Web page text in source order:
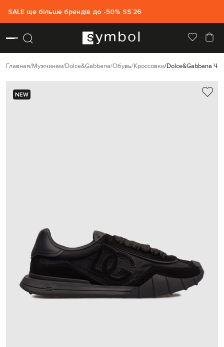
SALE ще більше брендів до -50% SS`26
Главная Мужчинам Dolce&Gabbana Обувь Кроссовки Dolce&Gabbana
NEW